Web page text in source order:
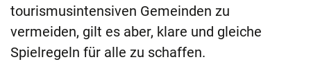
tourismusintensiven Gemeinden zu
vermeiden, gilt es aber, klare und gleiche
Spielregeln für alle zu schaffen.